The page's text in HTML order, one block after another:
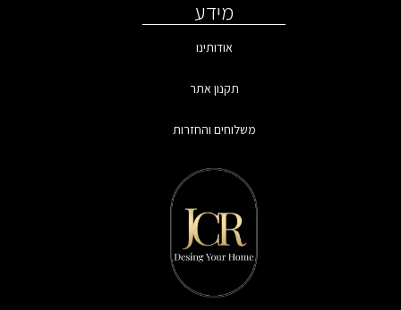
מידע
אודותינו
תקנון אתר
משלוחים והחזרות